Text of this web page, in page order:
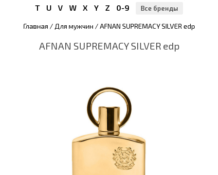
T
U V W X Y Z 0-9 Все бренды
Главная / Для мужчин / AFNAN SUPREMACY SILVER edp
AFNAN SUPREMACY SILVER edp